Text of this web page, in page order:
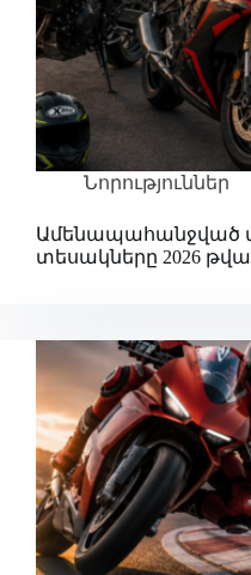
Նորություններ
Ամենապահանջված
տեսակները 2026